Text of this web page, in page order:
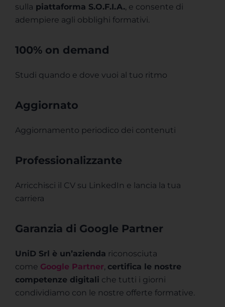
sulla piattaforma S.O.F.I.A., e consente di
adempiere agli obblighi formativi.
100% on demand
Studi quando e dove vuoi al tuo ritmo
Aggiornato
Aggiornamento periodico dei contenuti
Professionalizzante
Arricchisci il CV su LinkedIn e lancia la tua
carriera
Garanzia di Google Partner
UniD Srl è un’azienda riconosciuta
come Google Partner, certifica le nostre
competenze digitali che tutti i giorni
condividiamo con le nostre offerte formative.